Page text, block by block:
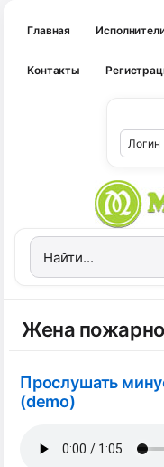
Главная
Контакты
Жена
Прослушать
(demo)